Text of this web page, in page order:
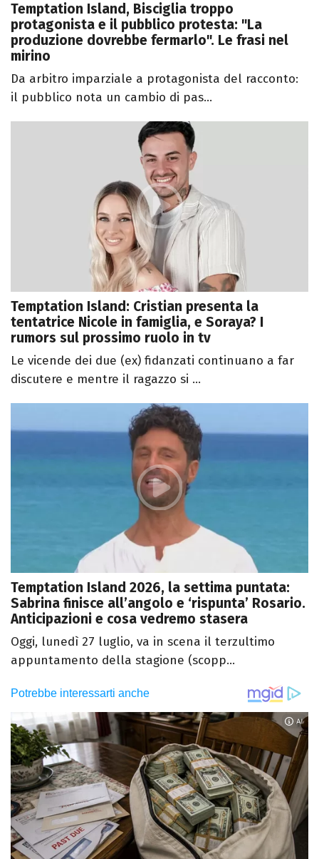
Temptation Island, Bisciglia troppo
protagonista e il pubblico protesta: "La
produzione dovrebbe fermarlo". Le frasi nel
mirino
Da arbitro imparziale a protagonista del racconto:
il pubblico nota un cambio di pas...
Temptation Island: Cristian presenta la
tentatrice Nicole in famiglia, e Soraya? I
rumors sul prossimo ruolo in tv
Le vicende dei due (ex) fidanzati continuano a far
discutere e mentre il ragazzo si ...
Temptation Island 2026, la settima puntata:
Sabrina finisce all’angolo e ‘rispunta’ Rosario.
Anticipazioni e cosa vedremo stasera
Oggi, lunedì 27 luglio, va in scena il terzultimo
appuntamento della stagione (scopp...